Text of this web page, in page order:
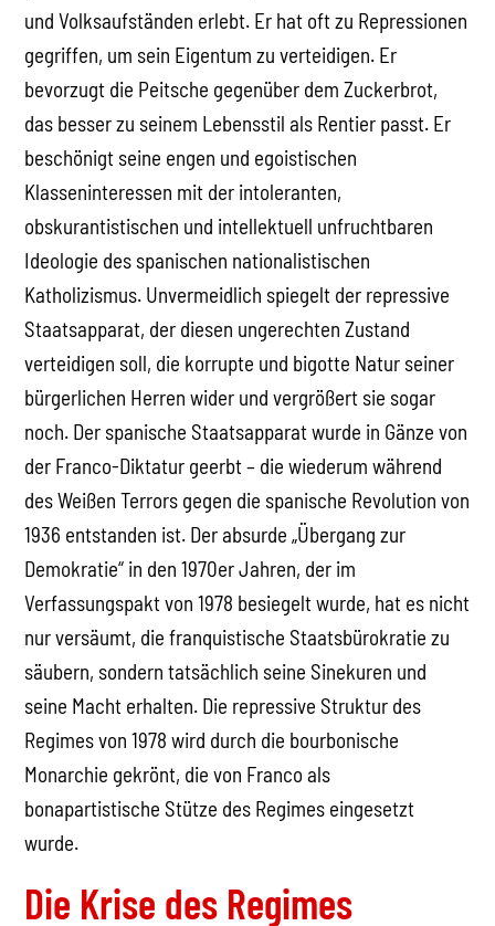
und Volksaufständen erlebt. Er hat oft zu Repressionen
gegriffen, um sein Eigentum zu verteidigen. Er
bevorzugt die Peitsche gegenüber dem Zuckerbrot,
das besser zu seinem Lebensstil als Rentier passt. Er
beschönigt seine engen und egoistischen
Klasseninteressen mit der intoleranten,
obskurantistischen und intellektuell unfruchtbaren
Ideologie des spanischen nationalistischen
Katholizismus. Unvermeidlich spiegelt der repressive
Staatsapparat, der diesen ungerechten Zustand
verteidigen soll, die korrupte und bigotte Natur seiner
bürgerlichen Herren wider und vergrößert sie sogar
noch. Der spanische Staatsapparat wurde in Gänze von
der Franco-Diktatur geerbt – die wiederum während
des Weißen Terrors gegen die spanische Revolution von
1936 entstanden ist. Der absurde „Übergang zur
Demokratie“ in den 1970er Jahren, der im
Verfassungspakt von 1978 besiegelt wurde, hat es nicht
nur versäumt, die franquistische Staatsbürokratie zu
säubern, sondern tatsächlich seine Sinekuren und
seine Macht erhalten. Die repressive Struktur des
Regimes von 1978 wird durch die bourbonische
Monarchie gekrönt, die von Franco als
bonapartistische Stütze des Regimes eingesetzt
wurde.
Die Krise des Regimes